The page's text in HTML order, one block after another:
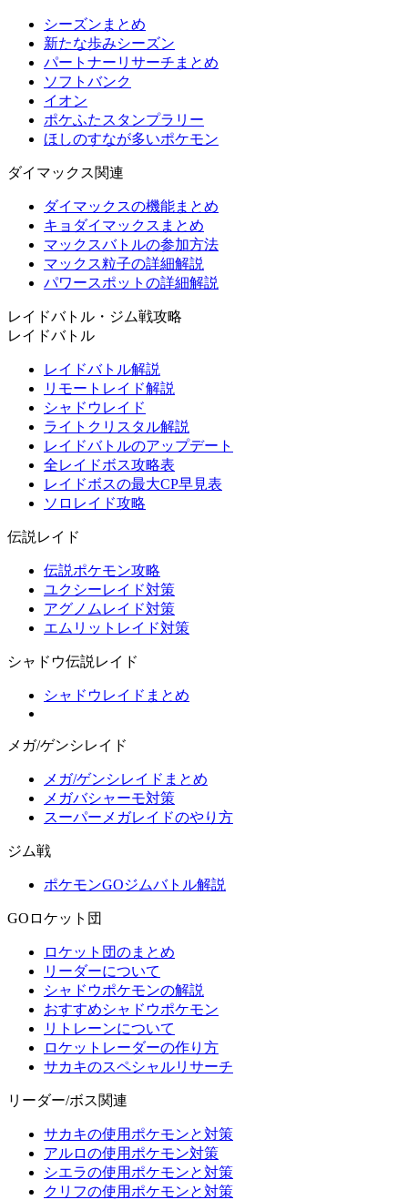
シーズンまとめ
新たな歩みシーズン
パートナーリサーチまとめ
ソフトバンク
イオン
ポケふたスタンプラリー
ほしのすなが多いポケモン
ダイマックス関連
ダイマックスの機能まとめ
キョダイマックスまとめ
マックスバトルの参加方法
マックス粒子の詳細解説
パワースポットの詳細解説
レイドバトル・ジム戦攻略
レイドバトル
レイドバトル解説
リモートレイド解説
シャドウレイド
ライトクリスタル解説
レイドバトルのアップデート
全レイドボス攻略表
レイドボスの最大CP早見表
ソロレイド攻略
伝説レイド
伝説ポケモン攻略
ユクシーレイド対策
アグノムレイド対策
エムリットレイド対策
シャドウ伝説レイド
シャドウレイドまとめ
メガ/ゲンシレイド
メガ/ゲンシレイドまとめ
メガバシャーモ対策
スーパーメガレイドのやり方
ジム戦
ポケモンGOジムバトル解説
GOロケット団
ロケット団のまとめ
リーダーについて
シャドウポケモンの解説
おすすめシャドウポケモン
リトレーンについて
ロケットレーダーの作り方
サカキのスペシャルリサーチ
リーダー/ボス関連
サカキの使用ポケモンと対策
アルロの使用ポケモン対策
シエラの使用ポケモンと対策
クリフの使用ポケモンと対策